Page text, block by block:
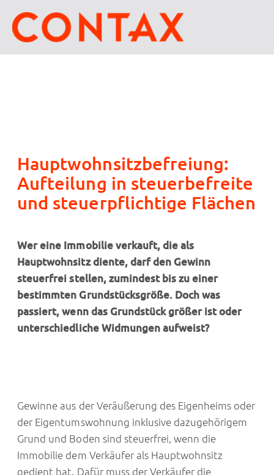
Hauptwohnsitzbefreiung:
Aufteilung in steuerbefreite
und steuerpflichtige Flächen
Wer eine Immobilie verkauft, die als
Hauptwohnsitz diente, darf den Gewinn
steuerfrei stellen, zumindest bis zu einer
bestimmten Grundstücksgröße. Doch was
passiert, wenn das Grundstück größer ist oder
unterschiedliche Widmungen aufweist?
Gewinne aus der Veräußerung des Eigenheims oder
der Eigentumswohnung inklusive dazugehörigem
Grund und Boden sind steuerfrei, wenn die
Immobilie dem Verkäufer als Hauptwohnsitz
gedient hat. Dafür muss der Verkäufer die